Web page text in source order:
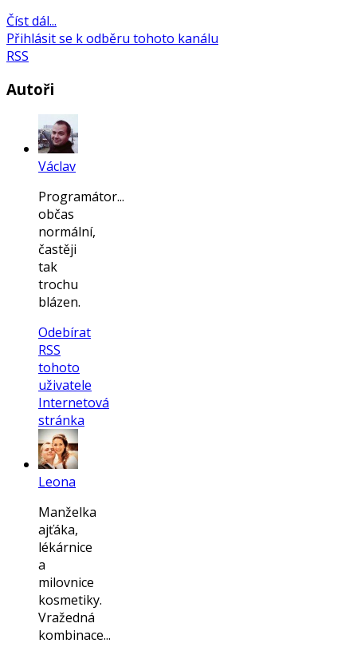
Číst dál...
Přihlásit se k odběru tohoto kanálu
RSS
Autoři
Václav
Programátor...
občas
normální,
častěji
tak
trochu
blázen.
Odebírat
RSS
tohoto
uživatele
Internetová
stránka
Leona
Manželka
ajťáka,
lékárnice
a
milovnice
kosmetiky.
Vražedná
kombinace...